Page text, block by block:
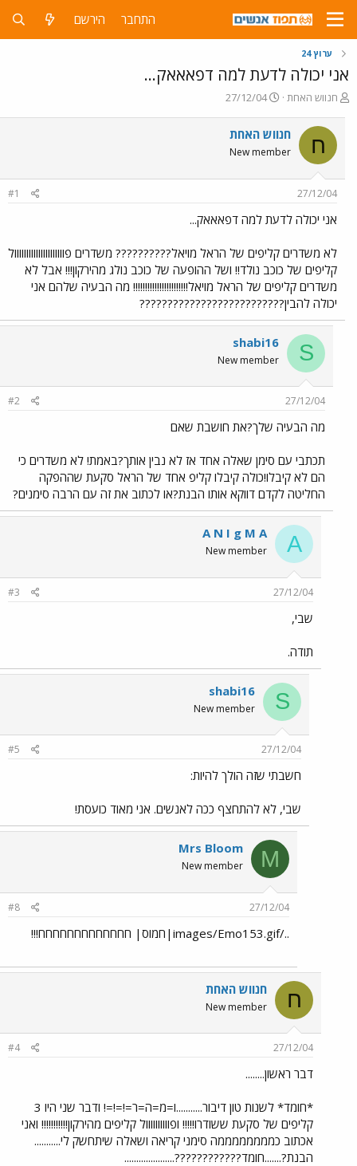
התחבר הירשם
ערוץ 24
אני יכולה לדעת למה דפאאאק...
פ
ח
ה
ו
ש
חנווש האחת
פ
ס
ם
ת
י
27/12/04
ח חנווש האחת
New member
27/12/04
#1
אני יכולה לדעת למה דפאאאק...
לא משדרים קליפים של הראל מויאל?????????? משדרים פווווווווווווווווווווול
קליפים של כוכב נולד!! ושל ההופעה של כוכב נולג מהירקון!!! אבל לא
משדרים קליפים של הראל מויאל!!!!!!!!!!!!!!!!!!!!!!! מה הבעיה שלהם אני
יכולה להבין??????????????????????????
S
shabi16
New member
27/12/04
#2
מה הבעיה שלך?את חושבת שאם
תכתבי עם סימן שאלה אחד אז לא נבין אותך?באמת! לא משדרים כי
הם לא קיבלו!כולה קיבלו קליפ אחד של הראל סקעת שההפקה
החליטה לקדם דווקא אותו הבנת?או לכתוב את זה עם הרבה סימנים?
A
A N I g M A
New member
27/12/04
#3
שבי,
תודה.
S
shabi16
New member
27/12/04
#5
חשבתי שזה הולך להיות:
שבי, לא להתחצף ככה לאנשים. אני מאוד כועסת!
M
Mrs Bloom
New member
27/12/04
#8
../images/Emo153.gif|חמוס| חחחחחחחחחחחחח!!!
ח חנווש האחת
New member
27/12/04
#4
דבר ראשון........
*חומד* לשנות טון דיבור...........ו=מ=ה=ר=!=!=! ודבר שני היו 3
קליפים של סקעת ששודרו!!!!! ופוווווווווול קליפים מהירקון!!!!!!!!!!! ואני
אכתוב כממממממממה סימני קריאה ושאלה שיתחשק לי...........
הבנת?.......חומד????????????.....................